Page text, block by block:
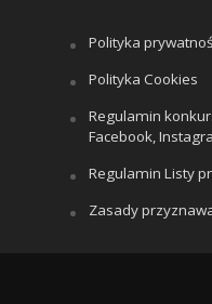
Polityka
Polityka Cookies
Regulamin
Facebook,
Regulamin Listy
Zasady